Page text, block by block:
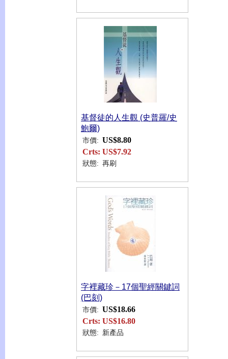
基督徒的人生觀 (史普羅/史
鮑爾)
市價: US$8.80
Crts: US$7.92
狀態: 再刷
字裡藏珍－17個聖經關鍵詞
(巴刻)
市價: US$18.66
Crts: US$16.80
狀態: 新產品